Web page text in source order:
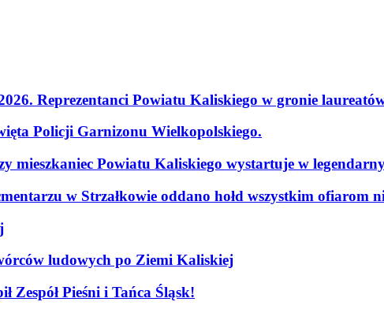
Reprezentanci Powiatu Kaliskiego w gronie
Policji Garnizonu Wielkopolskiego.
mieszkaniec Powiatu Kaliskiego wystartuje w
w Strzałkowie oddano hołd wszystkim ofiarom
ludowych po Ziemi Kaliskiej
Zespół Pieśni i Tańca Śląsk!